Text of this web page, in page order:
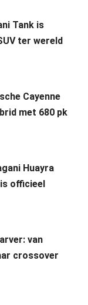
Tank is
ter wereld
Cayenne
met 680 pk
Huayra
officieel
van
crossover